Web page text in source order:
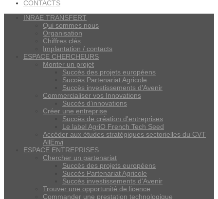
CONTACTS
INRAE TRANSFERT
Qui sommes nous
Organisation
Chiffres clés
Implantation / contacts
ESPACE CHERCHEURS
Monter un projet
Succès des projets européens
Succès Partenariat Agricole
Succès investissements d’Avenir
Commercialiser vos Innovations
Succès d’innovations
Créer une entreprise
Succès de création d'entreprises
Le label AgriO French Tech Seed
Accéder aux études stratégiques sectorielles du CVT
AllEnvi
ESPACE ENTREPRISES
Chercher un partenariat
Succès des projets européens
Succès Partenariat Agricole
Succès investissements d’Avenir
Trouver une opportunité de licence
Commander une prestation technologique